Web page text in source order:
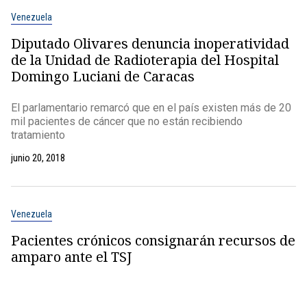
Venezuela
Diputado Olivares denuncia inoperatividad
de la Unidad de Radioterapia del Hospital
Domingo Luciani de Caracas
El parlamentario remarcó que en el país existen más de 20
mil pacientes de cáncer que no están recibiendo
tratamiento
junio 20, 2018
Venezuela
Pacientes crónicos consignarán recursos de
amparo ante el TSJ